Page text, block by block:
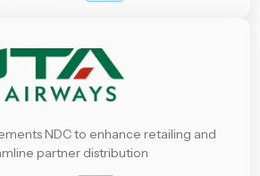
NDC to enhance retailing and
partner distribution